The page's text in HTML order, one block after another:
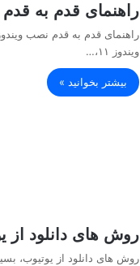
راهنمای قدم به قدم
ویندوز ۱۱،…
بیشتر بخوانید »
روش های دانلود از
روش های دانلود از یوتیوب،